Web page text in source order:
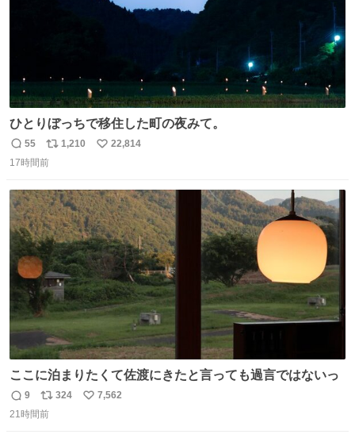
ひとりぼっちで移住した町の夜みて。
返
信
55
リ
ポ
ト
数
1,210
い
数
22,814
17時間前
ここに泊まりたくて佐渡にきたと言っても過言ではないっ
返
信
9
リ
ポ
324
い
7,562
21時間前